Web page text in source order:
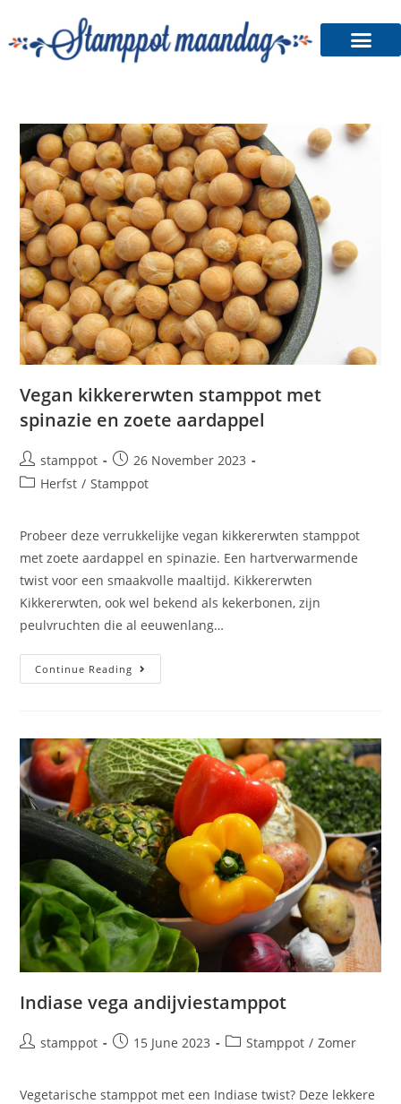
Vegan kikkererwten stamppot met
spinazie en zoete aardappel
stamppot
26 November 2023
Herfst / Stamppot
Probeer deze verrukkelijke vegan kikkererwten stamppot
met zoete aardappel en spinazie. Een hartverwarmende
twist voor een smaakvolle maaltijd. Kikkererwten
Kikkererwten, ook wel bekend als kekerbonen, zijn
peulvruchten die al eeuwenlang…
Continue Reading
In­di­a­se vega andijviestamppot
stamppot 15 June 2023 Stamppot / Zomer
Vegetarische stamppot met een Indiase twist? Deze lekkere